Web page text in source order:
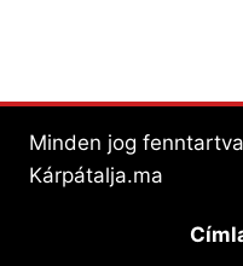
Minden jog
Kárpátalja.ma